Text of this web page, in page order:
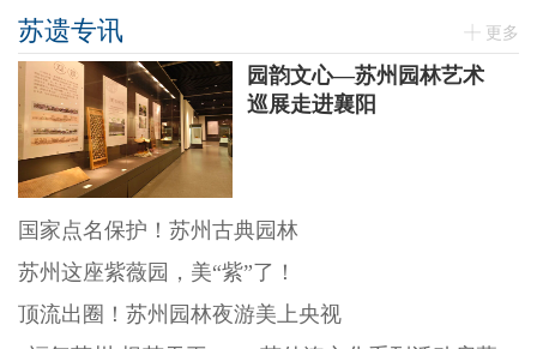
苏遗专讯 更多
园韵文心—苏州园林艺术
巡展走进襄阳
国家点名保护！苏州古典园林
苏州这座紫薇园，美“紫”了！
顶流出圈！苏州园林夜游美上央视